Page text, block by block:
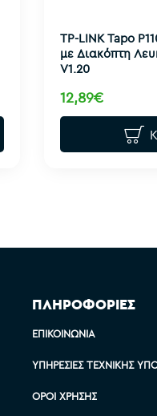
TP-LINK Tapo
με Διακόπτη
V1.20
12,89€
ΠΛΗΡΟΦΟΡΙΕΣ
ΕΠΙΚΟΙΝΩΝΊΑ
ΥΠΗΡΕΣΊΕΣ ΤΕΧΝΙΚΉΣ
ΌΡΟΙ ΧΡΉΣΗΣ